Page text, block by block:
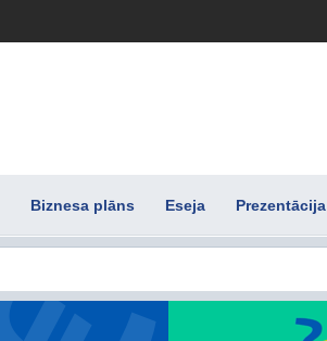
Biznesa plāns Eseja Prezentācija